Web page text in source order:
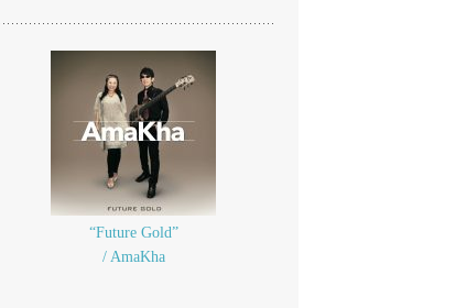
“Future Gold”
/ AmaKha